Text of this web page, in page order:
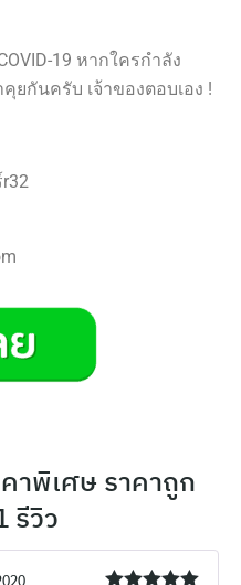
19 หากใครกำลัง
กันครับ เจ้าของตอบเอง !
คาพิเศษ ราคาถูก
รีวิว